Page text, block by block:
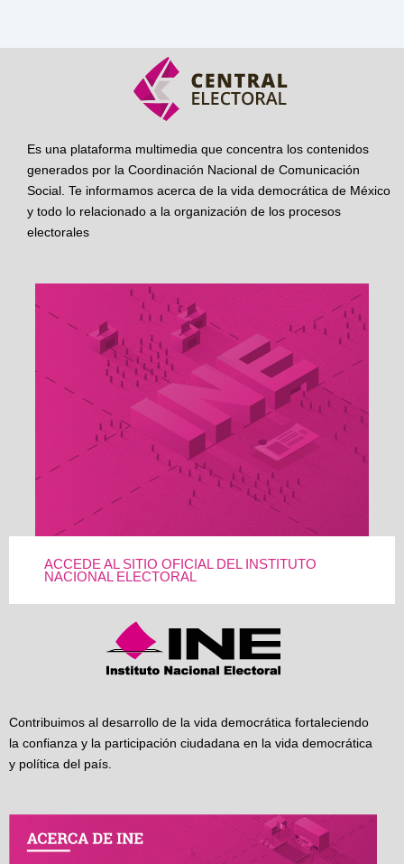
Es una plataforma multimedia que concentra los contenidos
generados por la Coordinación Nacional de Comunicación
Social. Te informamos acerca de la vida democrática de México
y todo lo relacionado a la organización de los procesos
electorales
ACCEDE AL SITIO OFICIAL DEL INSTITUTO
NACIONAL ELECTORAL
Contribuimos al desarrollo de la vida democrática fortaleciendo
la confianza y la participación ciudadana en la vida democrática
y política del país.